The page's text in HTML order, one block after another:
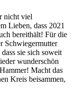
nicht viel
Lieben, dass 2021
bereithält! Für die
Schwiegermutter
sie sich soweit
wunderschön
Macht das
Kreis beisammen,